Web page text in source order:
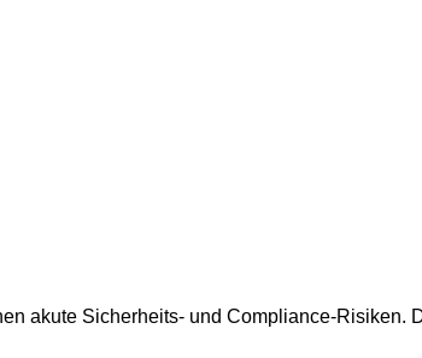
akute Sicherheits- und Compliance-Risiken.